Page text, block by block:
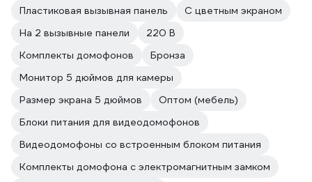
Пластиковая вызывная панель
С цветным экраном
На 2 вызывные панели
220 В
Комплекты домофонов
Бронза
Монитор 5 дюймов для камеры
Размер экрана 5 дюймов
Оптом (мебель)
Блоки питания для видеодомофонов
Видеодомофоны со встроенным блоком питания
Комплекты домофона с электромагнитным замком